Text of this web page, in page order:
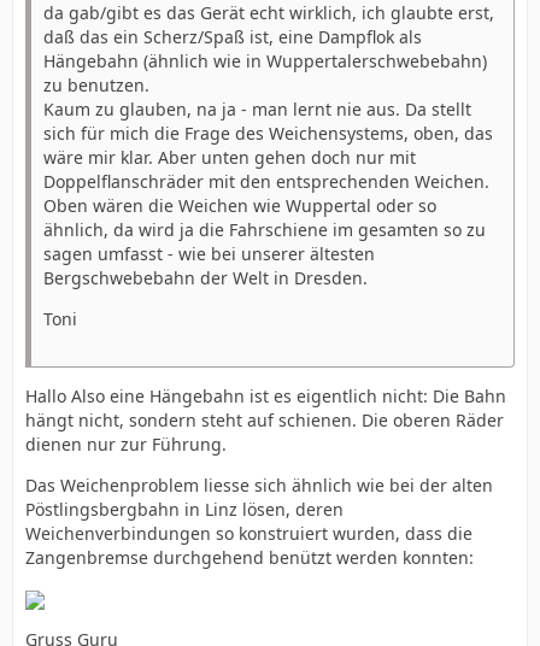
da gab/gibt es das Gerät echt wirklich, ich glaubte erst,
daß das ein Scherz/Spaß ist, eine Dampflok als
Hängebahn (ähnlich wie in Wuppertalerschwebebahn)
zu benutzen.
Kaum zu glauben, na ja - man lernt nie aus. Da stellt
sich für mich die Frage des Weichensystems, oben, das
wäre mir klar. Aber unten gehen doch nur mit
Doppelflanschräder mit den entsprechenden Weichen.
Oben wären die Weichen wie Wuppertal oder so
ähnlich, da wird ja die Fahrschiene im gesamten so zu
sagen umfasst - wie bei unserer ältesten
Bergschwebebahn der Welt in Dresden.
Toni
Hallo Also eine Hängebahn ist es eigentlich nicht: Die Bahn
hängt nicht, sondern steht auf schienen. Die oberen Räder
dienen nur zur Führung.
Das Weichenproblem liesse sich ähnlich wie bei der alten
Pöstlingsbergbahn in Linz lösen, deren
Weichenverbindungen so konstruiert wurden, dass die
Zangenbremse durchgehend benützt werden konnten:
Gruss Guru